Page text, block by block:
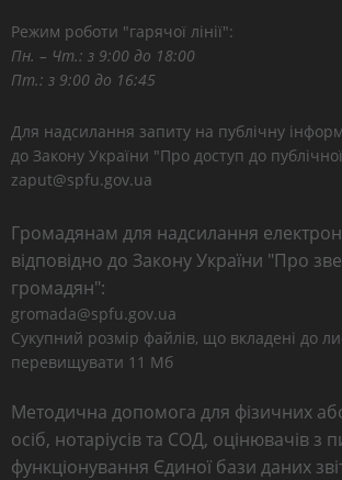
Режим роботи "гарячої лінії":
Пн. – Чт.: з 9:00 до 18:00
Пт.: з 9:00 до 16:45
Для надсилання запиту на публічну
до Закону України "Про доступ до
zaput@spfu.gov.ua
Громадянам для надсилання
відповідно до Закону України "Про
громадян":
gromada@spfu.gov.ua
Сукупний розмір файлів, що вкладені до
перевищувати 11 Мб
Методична допомога для фізичних
осіб, нотаріусів та СОД, оцінювачів з
функціонування Єдиної бази даних